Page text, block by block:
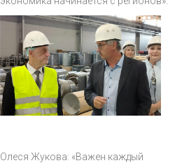
Олеся Жукова: «Важен каждый